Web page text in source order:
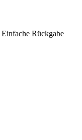
Einfache Rückgabe